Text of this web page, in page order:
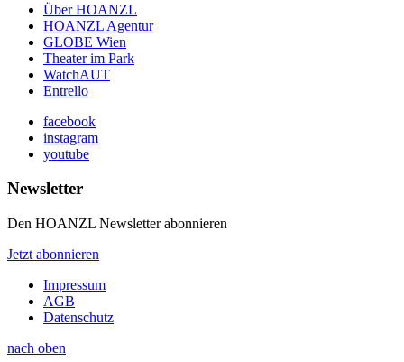
Über HOANZL
HOANZL Agentur
GLOBE Wien
Theater im Park
WatchAUT
Entrello
facebook
instagram
youtube
Newsletter
Den HOANZL Newsletter abonnieren
Jetzt abonnieren
Impressum
AGB
Datenschutz
nach oben